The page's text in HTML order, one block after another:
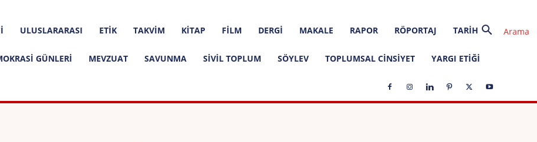
ULUSLARARASI ETIK TAKVIM KITAP FILM DERGI MAKALE RAPOR RÖPORTAJ TARIH
GÜNLERI MEVZUAT SAVUNMA SIVIL TOPLUM SÖYLEV TOPLUMSAL CINSIYET YARGI ETIĞI